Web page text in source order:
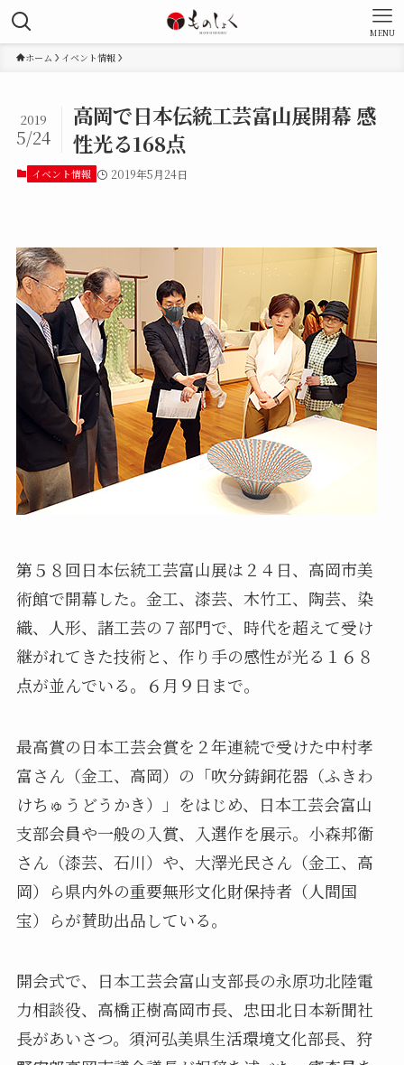
MENU
ホーム イベント情報
高岡で日本伝統工芸富山展開幕 感
性光る168点
2019
5/24
イベント情報 2019年5月24日
第５８回日本伝統工芸富山展は２４日、高岡市美
術館で開幕した。金工、漆芸、木竹工、陶芸、染
織、人形、諸工芸の７部門で、時代を超えて受け
継がれてきた技術と、作り手の感性が光る１６８
点が並んでいる。６月９日まで。
最高賞の日本工芸会賞を２年連続で受けた中村孝
富さん（金工、高岡）の「吹分鋳銅花器（ふきわ
けちゅうどうかき）」をはじめ、日本工芸会富山
支部会員や一般の入賞、入選作を展示。小森邦衞
さん（漆芸、石川）や、大澤光民さん（金工、高
岡）ら県内外の重要無形文化財保持者（人間国
宝）らが賛助出品している。
開会式で、日本工芸会富山支部長の永原功北陸電
力相談役、高橋正樹高岡市長、忠田北日本新聞社
長があいさつ。須河弘美県生活環境文化部長、狩